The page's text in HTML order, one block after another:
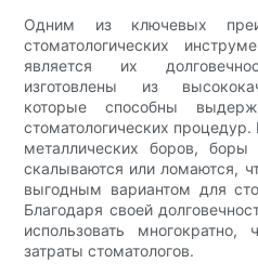
Одним из ключевых
стоматологических
является их
изготовлены из
которые способны
стоматологических
металлических боров,
скалываются или ломаются,
выгодным вариантом для
Благодаря своей
использовать
затраты стоматологов.